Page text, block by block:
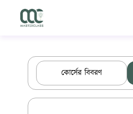
কোর্সের বিবরণ